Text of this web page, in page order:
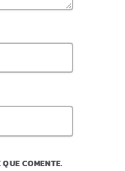
COMENTE.